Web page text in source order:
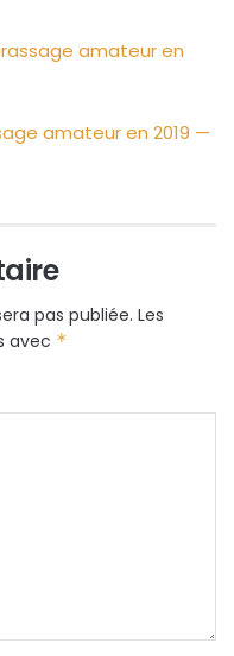
amateur en
amateur en 2019 —
pas publiée. Les
avec *